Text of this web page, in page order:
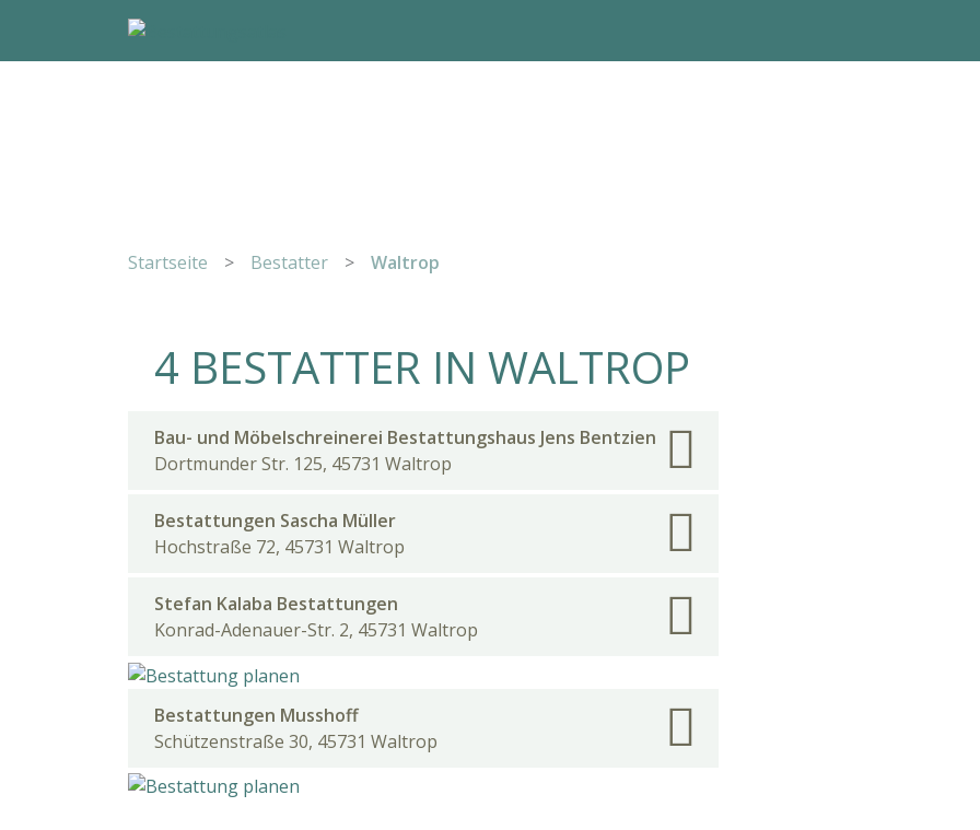
Startseite > Bestatter > Waltrop
4 BESTATTER IN WALTROP
Bau- und Möbelschreinerei Bestattungshaus Jens Bentzien
Dortmunder Str. 125, 45731 Waltrop
Bestattungen Sascha Müller
Hochstraße 72, 45731 Waltrop
Stefan Kalaba Bestattungen
Konrad-Adenauer-Str. 2, 45731 Waltrop
Bestattungen Musshoff
Schützenstraße 30, 45731 Waltrop